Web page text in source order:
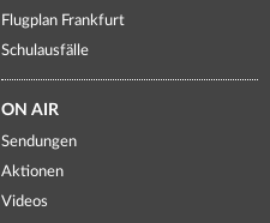
Flugplan Frankfurt
Schulausfälle
ON AIR
Sendungen
Aktionen
Videos